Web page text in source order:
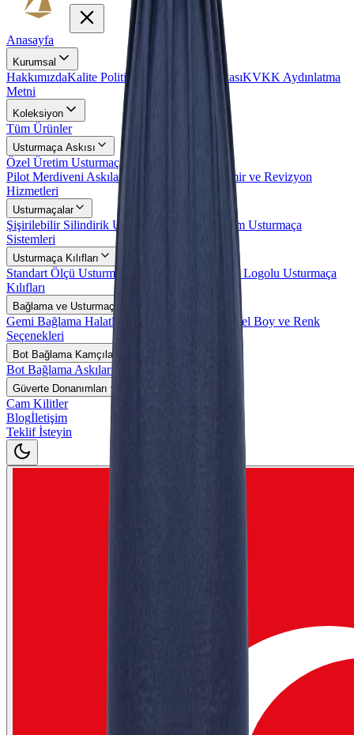
Anasayfa
Kurumsal
HakkımızdaKalite Politikamız Gizlilik PolitikasıKVKK Aydınlatma
Metni
Koleksiyon
Tüm Ürünler
Usturmaça Askısı
Özel Üretim Usturmaça Askıları
Pilot Merdiveni Askıları
Usturmaça Askısı Tamir ve Revizyon
Hizmetleri
Usturmaçalar
Şişirilebilir Silindirik Usturmaçalar
Özel Tasarım Usturmaça
Sistemleri
Usturmaça Kılıfları
Standart Ölçü Usturmaça Kılıfları
Özel Ölçü ve Logolu Usturmaça
Kılıfları
Bağlama ve Usturmaça Halatları
Gemi Bağlama Halatları
Özel Boy ve Renk
Seçenekleri
Bot Bağlama Kamçıları
Bot Bağlama Askıları
Güverte Donanımları ve Aksesuarlar
Cam Kilitler
Blogİletişim
Teklif İsteyin